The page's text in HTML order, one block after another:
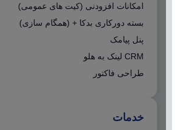
امکانات افزودنی (کیت های عمومی)
بسته دورکاری بدکا + (همگام سازی)
پنل پیامک
CRM لینک به هلو
طراحی فاکتور
خدمات